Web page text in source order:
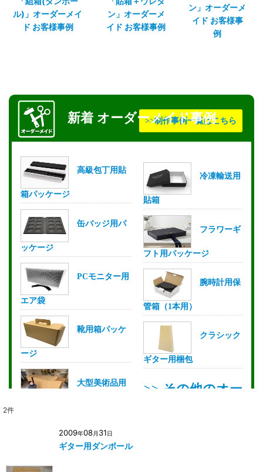
ル)」オーダーメイ
ド お客様事例
ン」オーダーメ
イド お客様事例
ン」オーダーメ
イド お客様事
例
2件
2009年08月 31日
ギター用ダンボール